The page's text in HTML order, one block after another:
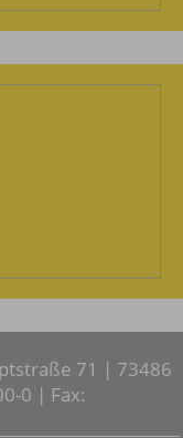
71 | 73486
0 | Fax: